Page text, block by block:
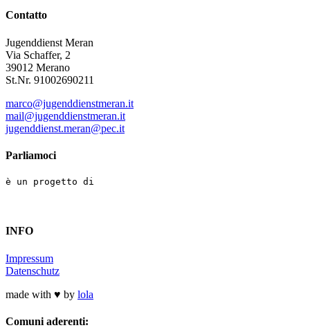
Contatto
Jugenddienst Meran
Via Schaffer, 2
39012 Merano
St.Nr. 91002690211
marco@jugenddienstmeran.it
mail@jugenddienstmeran.it
jugenddienst.meran@pec.it
Parliamoci
è un progetto di
INFO
Impressum
Datenschutz
made with ♥ by lola
Comuni aderenti: